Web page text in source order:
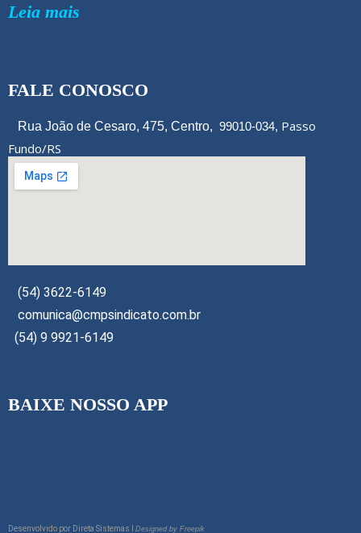
Leia mais
FALE CONOSCO
Rua João de Cesaro, 475, Centro, 99010-034, Passo
Fundo/RS
(54) 3622-6149
comunica@cmpsindicato.com.br
(54) 9 9921-6149
BAIXE NOSSO APP
Desenvolvido por Direta Sistemas I Designed by Freepik